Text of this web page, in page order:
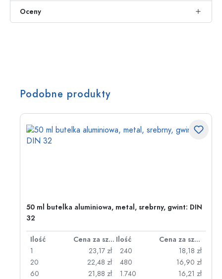
Oceny
Podobne produkty
50 ml butelka aluminiowa, metal, srebrny, gwint: DIN
32
Ilość Cena za sztukę Ilość
Cena za sztukę
1
23,17 zł
20
22,48 zł
60
21,88 zł
240
18,18 zł
480
16,90 zł
1.740
16,21 zł